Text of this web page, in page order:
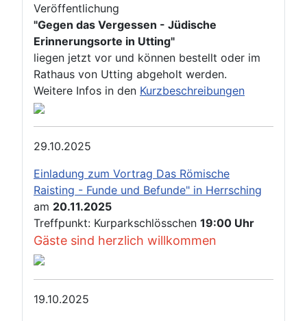
Veröffentlichung
"Gegen das Vergessen - Jüdische
Erinnerungsorte in Utting"
liegen jetzt vor und können bestellt oder im
Rathaus von Utting abgeholt werden.
Weitere Infos in den Kurzbeschreibungen
29.10.2025
Einladung zum Vortrag Das Römische
Raisting - Funde und Befunde" in Herrsching
am 20.11.2025
Treffpunkt: Kurparkschlösschen 19:00 Uhr
Gäste sind herzlich willkommen
19.10.2025